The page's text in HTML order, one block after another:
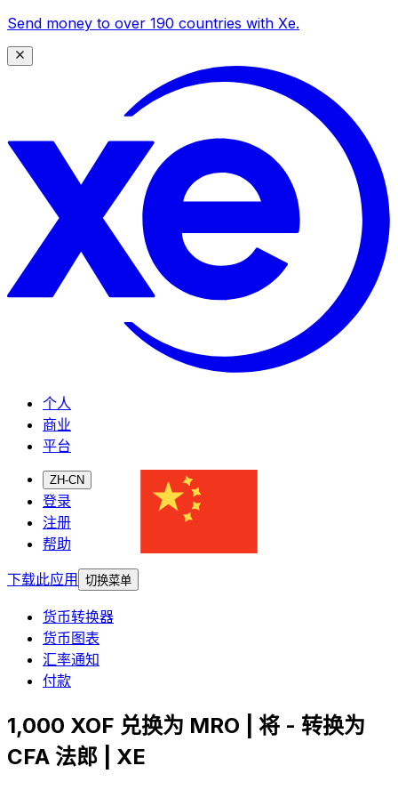
Send money to over 190 countries with Xe.
个人
商业
平台
ZH-CN
登录
注册
帮助
下载此应用
切换菜单
货币转换器
货币图表
汇率通知
付款
1,000 XOF 兑换为 MRO | 将 - 转换为
CFA 法郎 | XE